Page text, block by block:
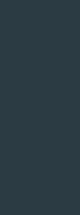
de
locale,
un mail